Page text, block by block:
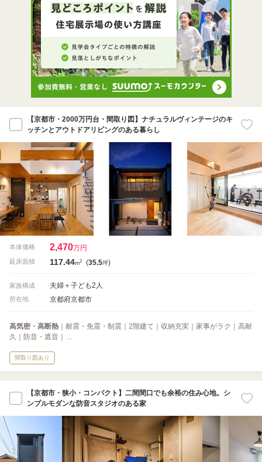
【京都市・2000万円台・間取り図】ナチュラルヴィンテージのキ
ッチンとアウトドアリビングのある暮らし
本体価格 2,470万円
延床面積 117.44m2 (35.5坪)
家族構成 夫婦＋子ども2人
所在地 京都府京都市
高気密・高断熱 ｜耐震・免震・制震｜2階建て｜収納充実｜家事がラク｜高耐
久｜防音・遮音｜…
間取り図あり
【京都市・狭小・コンパクト】二間間口でも余裕の住み心地。シ
ンプルモダンな防音スタジオのある家